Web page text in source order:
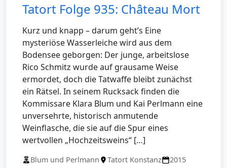
Tatort Folge 935: Château Mort
Kurz und knapp – darum geht’s Eine
mysteriöse Wasserleiche wird aus dem
Bodensee geborgen: Der junge, arbeitslose
Rico Schmitz wurde auf grausame Weise
ermordet, doch die Tatwaffe bleibt zunächst
ein Rätsel. In seinem Rucksack finden die
Kommissare Klara Blum und Kai Perlmann eine
unversehrte, historisch anmutende
Weinflasche, die sie auf die Spur eines
wertvollen „Hochzeitsweins“ […]
Blum und Perlmann Tatort Konstanz 2015